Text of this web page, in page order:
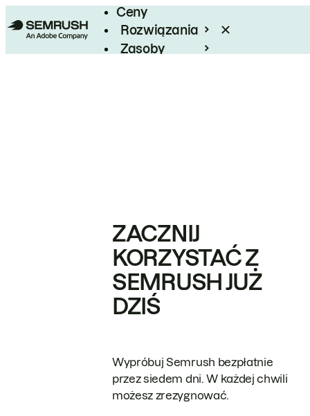
Ceny
Rozwiązania
Zasoby
ZACZNIJ
KORZYSTAĆ Z
SEMRUSH JUŻ
DZIŚ
Wypróbuj Semrush bezpłatnie
przez siedem dni. W każdej chwili
możesz zrezygnować.